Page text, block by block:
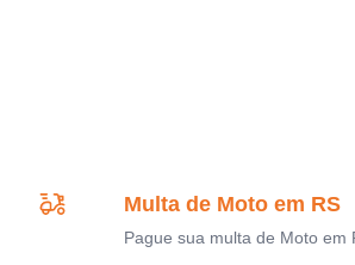
Multa de Moto em RS
Pague sua multa de Moto em